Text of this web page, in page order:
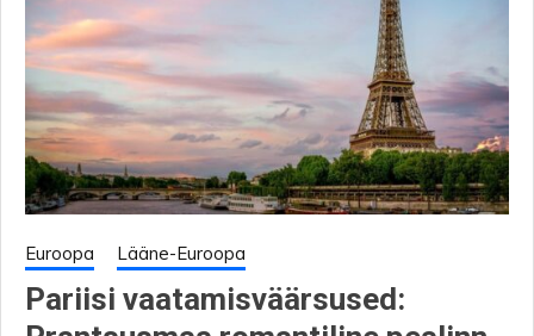
Euroopa Lääne-Euroopa
Pariisi vaatamisväärsused: